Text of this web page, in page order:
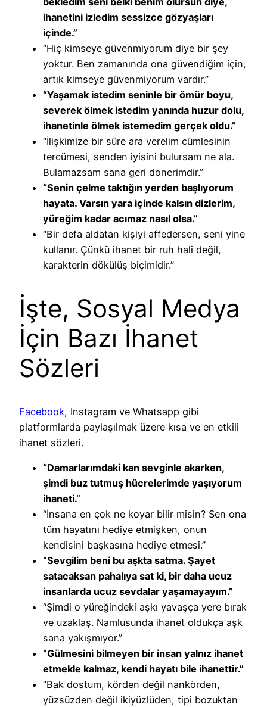
ihanetini izledim sessizce gözyaşları
içinde.”
“Hiç kimseye güvenmiyorum diye bir şey
yoktur. Ben zamanında ona güvendiğim için,
artık kimseye güvenmiyorum vardır.”
“Yaşamak istedim seninle bir ömür boyu,
severek ölmek istedim yanında huzur dolu,
ihanetinle ölmek istemedim gerçek oldu.”
“İlişkimize bir süre ara verelim cümlesinin
tercümesi, senden iyisini bulursam ne ala.
Bulamazsam sana geri dönerimdir.”
“Senin çelme taktığın yerden başlıyorum
hayata. Varsın yara içinde kalsın dizlerim,
yüreğim kadar acımaz nasıl olsa.”
“Bir defa aldatan kişiyi affedersen, seni yine
kullanır. Çünkü ihanet bir ruh hali değil,
karakterin dökülüş biçimidir.”
İşte, Sosyal Medya
İçin Bazı İhanet
Sözleri
Facebook, Instagram ve Whatsapp gibi
platformlarda paylaşılmak üzere kısa ve en etkili
ihanet sözleri.
“Damarlarımdaki kan sevginle akarken,
şimdi buz tutmuş hücrelerimde yaşıyorum
ihaneti.”
“İnsana en çok ne koyar bilir misin? Sen ona
tüm hayatını hediye etmişken, onun
kendisini başkasına hediye etmesi.”
“Sevgilim beni bu aşkta satma. Şayet
satacaksan pahalıya sat ki, bir daha ucuz
insanlarda ucuz sevdalar yaşamayayım.”
“Şimdi o yüreğindeki aşkı yavaşça yere bırak
ve uzaklaş. Namlusunda ihanet oldukça aşk
sana yakışmıyor.”
“Gülmesini bilmeyen bir insan yalnız ihanet
etmekle kalmaz, kendi hayatı bile ihanettir.”
“Bak dostum, körden değil nankörden,
yüzsüzden değil ikiyüzlüden, tipi bozuktan